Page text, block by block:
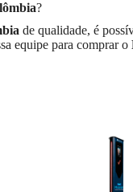
?
de qualidade, é
equipe para comprar o